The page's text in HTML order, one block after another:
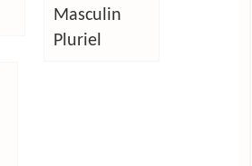
Masculin
Pluriel